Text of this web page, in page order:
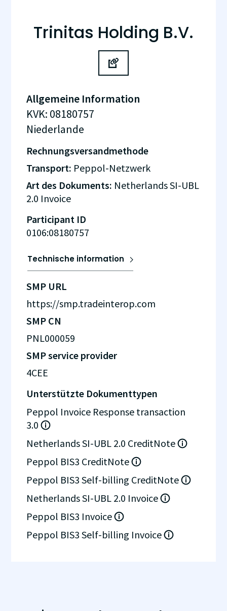
Trinitas Holding B.V.
Allgemeine Information
KVK: 08180757
Niederlande
Rechnungsversandmethode
Transport: Peppol-Netzwerk
Art des Dokuments: Netherlands SI-UBL
2.0 Invoice
Participant ID
0106:08180757
Technische information
SMP URL
https://smp.tradeinterop.com
SMP CN
PNL000059
SMP service provider
4CEE
Unterstützte Dokumenttypen
Peppol Invoice Response transaction
3.0
Netherlands SI-UBL 2.0 CreditNote
Peppol BIS3 CreditNote
Peppol BIS3 Self-billing CreditNote
Netherlands SI-UBL 2.0 Invoice
Peppol BIS3 Invoice
Peppol BIS3 Self-billing Invoice